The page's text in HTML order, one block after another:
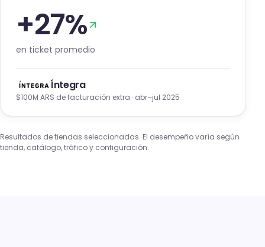
+27%
en ticket promedio
Íntegra
$100M ARS de facturación extra · abr–jul 2025
Resultados de tiendas seleccionadas. El desempeño varía según
tienda, catálogo, tráfico y configuración.